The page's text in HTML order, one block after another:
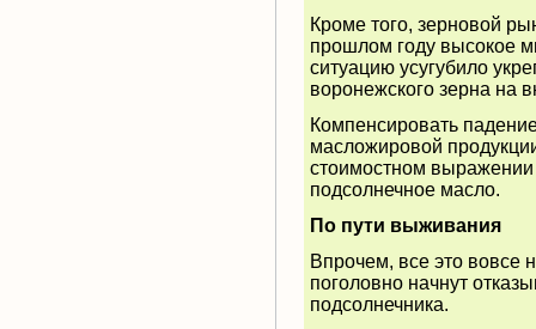
Кроме того, зерновой
прошлом году высокое
ситуацию усугубило
воронежского зерна на
Компенсировать
масложировой
стоимостном
подсолнечное масло.
По пути выживания
Впрочем, все это вовсе
поголовно начнут
подсолнечника.